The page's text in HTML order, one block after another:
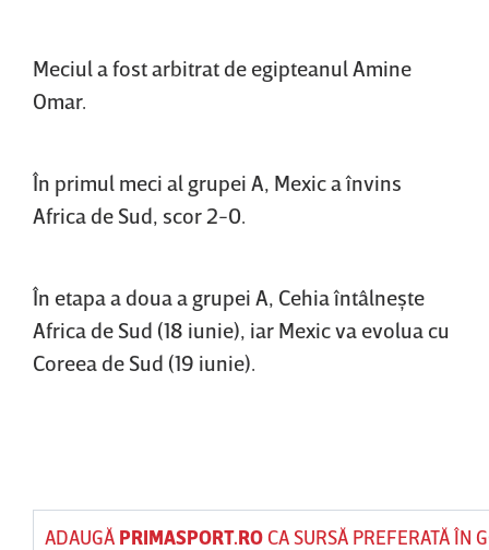
Meciul a fost arbitrat de egipteanul Amine
Omar.
În primul meci al grupei A, Mexic a învins
Africa de Sud, scor 2-0.
În etapa a doua a grupei A, Cehia întâlneşte
Africa de Sud (18 iunie), iar Mexic va evolua cu
Coreea de Sud (19 iunie).
ADAUGĂ PRIMASPORT.ROCA SURSĂ PREFERATĂ ÎN